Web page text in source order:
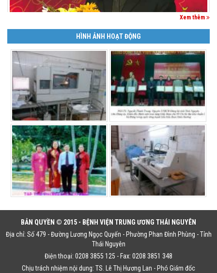
Xem thêm
HÌNH ẢNH HOẠT ĐỘNG
BẢN QUYỀN © 2015 - BỆNH VIỆN TRUNG ƯƠNG THÁI NGUYÊN
Địa chỉ: Số 479 - Đường Lương Ngọc Quyến - Phường Phan Đình Phùng - Tỉnh
Thái Nguyên
Điện thoại: 0208 3855 125 - Fax: 0208 3851 348
Chịu trách nhiệm nội dung: TS. Lê Thị Hương Lan - Phó Giám đốc